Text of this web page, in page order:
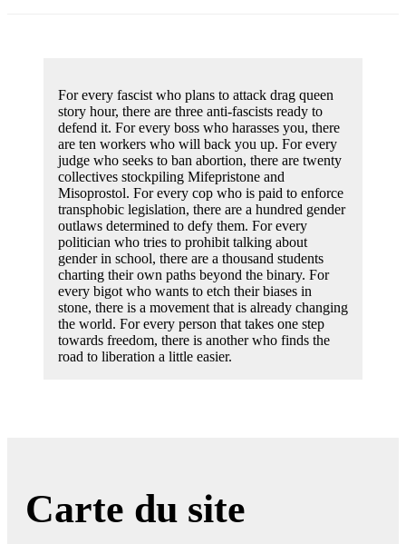
For every fascist who plans to attack drag queen
story hour, there are three anti-fascists ready to
defend it. For every boss who harasses you, there
are ten workers who will back you up. For every
judge who seeks to ban abortion, there are twenty
collectives stockpiling Mifepristone and
Misoprostol. For every cop who is paid to enforce
transphobic legislation, there are a hundred gender
outlaws determined to defy them. For every
politician who tries to prohibit talking about
gender in school, there are a thousand students
charting their own paths beyond the binary. For
every bigot who wants to etch their biases in
stone, there is a movement that is already changing
the world. For every person that takes one step
towards freedom, there is another who finds the
road to liberation a little easier.
Carte du site